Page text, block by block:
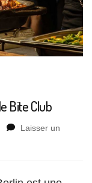
Bite Club
Laisser un